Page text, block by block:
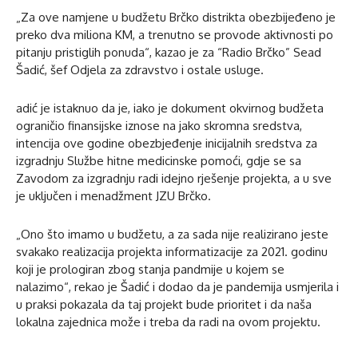
„Za ove namjene u budžetu Brčko distrikta obezbijeđeno je
preko dva miliona KM, a trenutno se provode aktivnosti po
pitanju pristiglih ponuda“, kazao je za “Radio Brčko” Sead
Šadić, šef Odjela za zdravstvo i ostale usluge.
adić je istaknuo da je, iako je dokument okvirnog budžeta
ograničio finansijske iznose na jako skromna sredstva,
intencija ove godine obezbjeđenje inicijalnih sredstva za
izgradnju Službe hitne medicinske pomoći, gdje se sa
Zavodom za izgradnju radi idejno rješenje projekta, a u sve
je uključen i menadžment JZU Brčko.
„Ono što imamo u budžetu, a za sada nije realizirano jeste
svakako realizacija projekta informatizacije za 2021. godinu
koji je prologiran zbog stanja pandmije u kojem se
nalazimo“, rekao je Šadić i dodao da je pandemija usmjerila i
u praksi pokazala da taj projekt bude prioritet i da naša
lokalna zajednica može i treba da radi na ovom projektu.